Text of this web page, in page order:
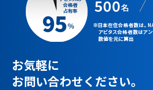
お気軽に
お問い合わせください。